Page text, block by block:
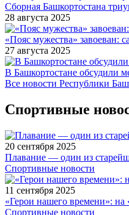
Сборная Башкортостана
28 августа 2025
«Пояс мужества» завоеван:
27 августа 2025
В Башкортостане обсудили
Все новости Республики
Спортивные
20 сентября 2025
Плавание — один из
Спортивные новости
11 сентября 2025
«Герои нашего времени»:
Спортивные новости